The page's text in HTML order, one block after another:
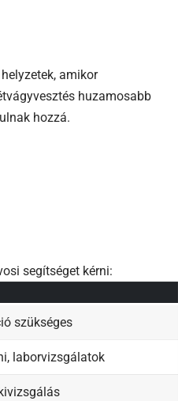
amikor
huzamosabb
hozzá.
segítséget kérni:
szükséges
laborvizsgálatok